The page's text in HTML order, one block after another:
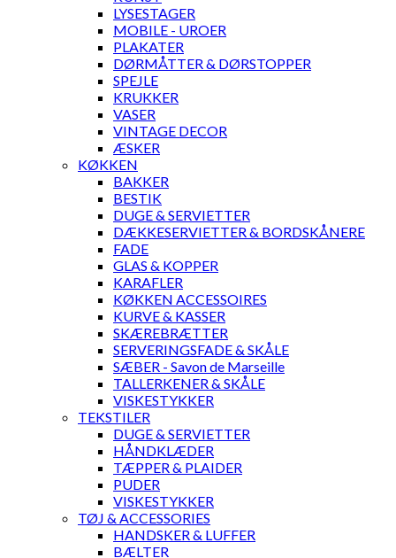
LYSESTAGER
MOBILE - UROER
PLAKATER
DØRMÅTTER & DØRSTOPPER
SPEJLE
KRUKKER
VASER
VINTAGE DECOR
ÆSKER
KØKKEN
BAKKER
BESTIK
DUGE & SERVIETTER
DÆKKESERVIETTER & BORDSKÅNERE
FADE
GLAS & KOPPER
KARAFLER
KØKKEN ACCESSOIRES
KURVE & KASSER
SKÆREBRÆTTER
SERVERINGSFADE & SKÅLE
SÆBER - Savon de Marseille
TALLERKENER & SKÅLE
VISKESTYKKER
TEKSTILER
DUGE & SERVIETTER
HÅNDKLÆDER
TÆPPER & PLAIDER
PUDER
VISKESTYKKER
TØJ & ACCESSORIES
HANDSKER & LUFFER
BÆLTER